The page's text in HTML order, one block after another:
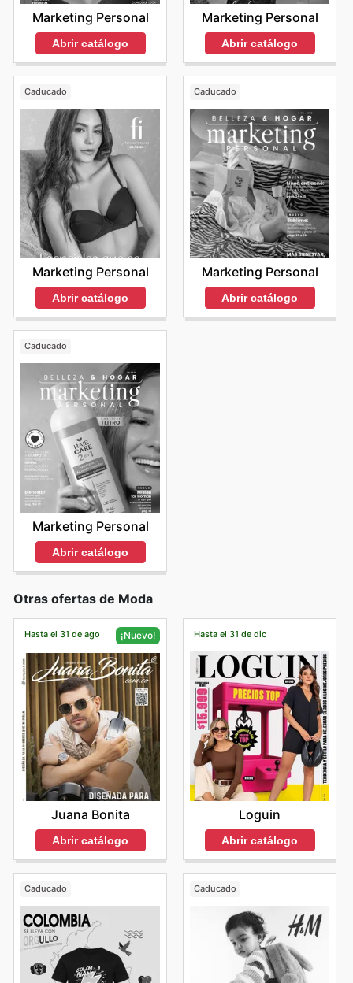
Marketing Personal
Abrir catálogo
Marketing Personal
Abrir catálogo
Caducado
Marketing Personal
Abrir catálogo
Caducado
Marketing Personal
Abrir catálogo
Caducado
Marketing Personal
Abrir catálogo
Otras ofertas de Moda
Hasta el 31 de ago ¡Nuevo!
Juana Bonita
Abrir catálogo
Hasta el 31 de dic
Loguin
Abrir catálogo
Caducado Caducado